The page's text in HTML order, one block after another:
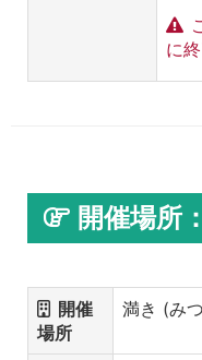
に
開催場所
開催
場所
満き (み